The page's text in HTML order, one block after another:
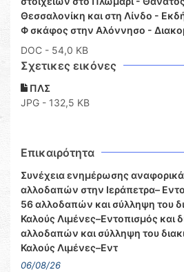
Θεσσαλονίκη και στη Λίνδο -
Φ σκάφος στην Αλόννησο -
DOC - 54,0 KB
Σχετικες εικόνες
ΠΛΣ
JPG - 132,5 KB
Επικαιρότητα
Συνέχεια ενημέρωσης
αλλοδαπών στην Ιεράπετρα–
56 αλλοδαπών και σύλληψη του
Καλούς Λιμένες–Εντοπισμός και
αλλοδαπών και σύλληψη του
Καλούς Λιμένες–Εντ
06/08/26